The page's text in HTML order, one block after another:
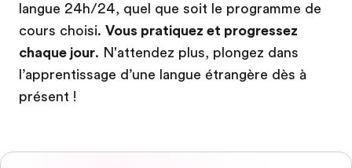
langue 24h/24, quel que soit le programme de
cours choisi. Vous pratiquez et progressez
chaque jour. N'attendez plus, plongez dans
l’apprentissage d’une langue étrangère dès à
présent !